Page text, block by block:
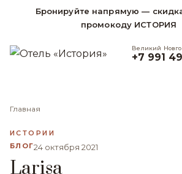
Бронируйте напрямую —
промокоду ИСТОРИЯ
Великий
+7 991
Главная
ИСТОРИИ
БЛОГ24 октября 2021
Larisa